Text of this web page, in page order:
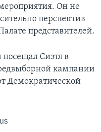
Он не
перспектив
представителей.
Сиэтл в
кампании
Демократической